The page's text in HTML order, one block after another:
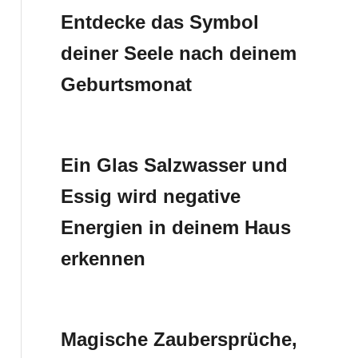
Entdecke das Symbol
deiner Seele nach deinem
Geburtsmonat
Ein Glas Salzwasser und
Essig wird negative
Energien in deinem Haus
erkennen
Magische Zaubersprüche,